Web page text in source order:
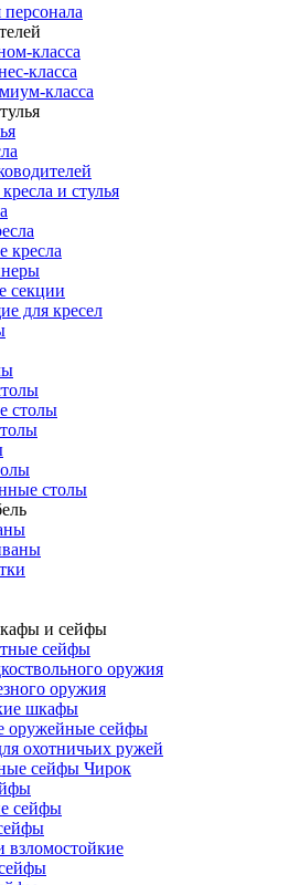
класса
класса
класса
и стулья
кресла
секции
для кресел
столы
столы
и сейфы
сейфы
оружия
оружия
шкафы
оружейные сейфы
охотничьих ружей
сейфы Чирок
сейфы
взломостойкие